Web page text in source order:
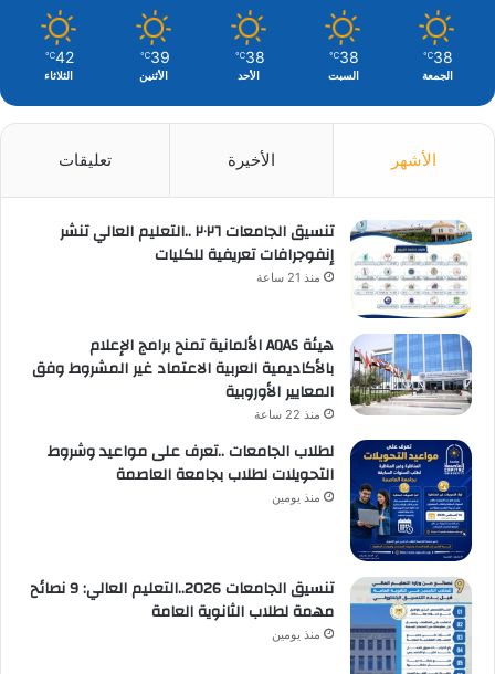
38
℃
الجمعة
38
℃
السبت
38
℃
الأحد
39
℃
الأثنين
42
℃
الثلاثاء
الأشهر الأخيرة تعليقات
تنسيق الجامعات ٢٠٢٦ ..التعليم العالي تنشر
إنفوجرافات تعريفية للكليات
منذ 21 ساعة
هيئة AQAS الألمانية تمنح برامج الإعلام
بالأكاديمية العربية الاعتماد غير المشروط وفق
المعايير الأوروبية
منذ 22 ساعة
لطلاب الجامعات ..تعرف على مواعيد وشروط
التحويلات لطلاب بجامعة العاصمة
منذ يومين
تنسيق الجامعات 2026..التعليم العالي: 9 نصائح
مهمة لطلاب الثانوية العامة
منذ يومين